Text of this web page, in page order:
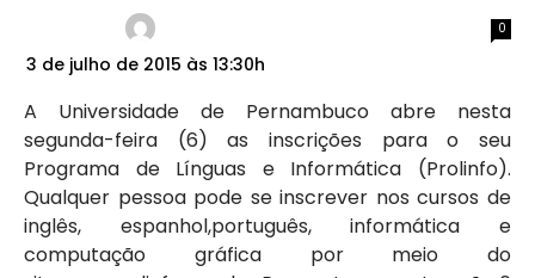
3 de julho de 2015 às 13:30h
0
A Universidade de Pernambuco abre nesta
segunda-feira (6) as inscrições para o seu
Programa de Línguas e Informática (Prolinfo).
Qualquer pessoa pode se inscrever nos cursos de
inglês, espanhol,português, informática e
computação gráfica por meio do